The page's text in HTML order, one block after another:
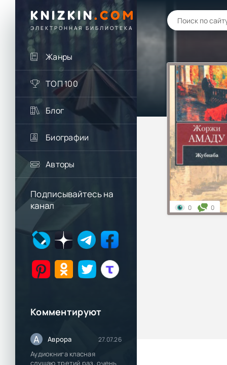
KNIZKIN. COM
ЭЛЕКТРОННАЯ БИБЛИОТЕКА
Жанры
ТОП 100
Блог
Биографии
Авторы
Подписывайтесь на
канал
Комментируют
А Аврора 27.07.26
Аудиокнига класная
слушаю третий раз, очень
0 0